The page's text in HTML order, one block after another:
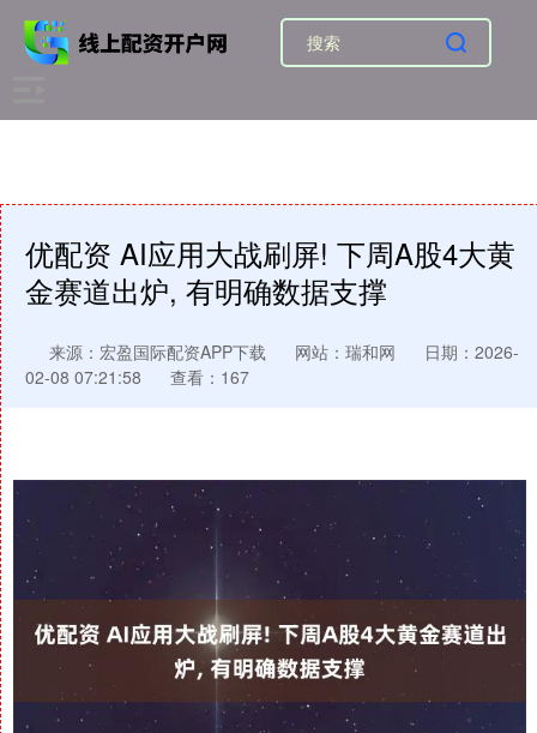
优配资 AI应用大战刷屏! 下周A股4大黄
金赛道出炉, 有明确数据支撑
来源：宏盈国际配资APP下载 网站：瑞和网
日期：2026-
02-08 07:21:58
查看：167